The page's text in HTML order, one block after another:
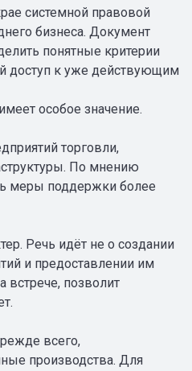
системной правовой
бизнеса. Документ
понятные критерии
доступ к уже действующим
особое значение.
торговли,
По мнению
меры поддержки более
Речь идёт не о создании
и предоставлении им
встрече, позволит
всего,
производства. Для